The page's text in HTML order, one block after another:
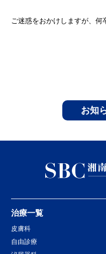
ご迷惑をおかけしますが、何
お知
治療一覧
皮膚科
自由診療